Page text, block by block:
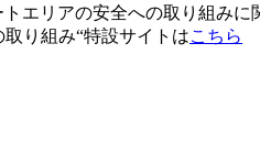
エリアの安全への取り組みに
り組み“特設サイトはこちら